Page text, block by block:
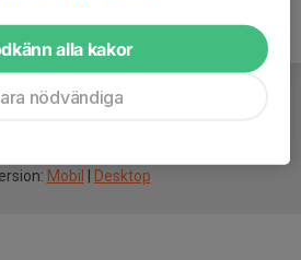
Mobil Desktop
alla kakor
nödvändiga